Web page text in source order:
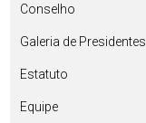
Conselho
Galeria de Presidentes
Estatuto
Equipe